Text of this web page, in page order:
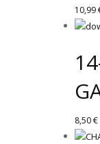
10,99
8,50€